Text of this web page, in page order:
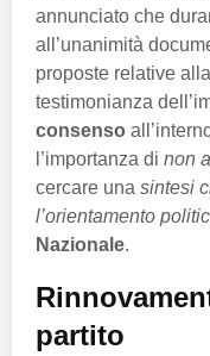
annunciato che
all’unanimità
proposte relative alla
testimonianza
consenso
l’importanza di non
cercare una sintesi
l’orientamento
Nazionale.
partito